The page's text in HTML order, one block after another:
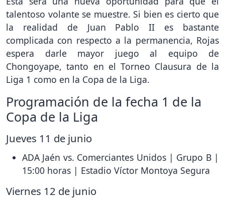
talentoso volante se muestre. Si bien es cierto que
la realidad de Juan Pablo II es bastante
complicada con respecto a la permanencia, Rojas
espera darle mayor juego al equipo de
Chongoyape, tanto en el Torneo Clausura de la
Liga 1 como en la Copa de la Liga.
Programación de la fecha 1 de la
Copa de la Liga
Jueves 11 de junio
ADA Jaén vs. Comerciantes Unidos | Grupo B |
15:00 horas | Estadio Víctor Montoya Segura
Viernes 12 de junio